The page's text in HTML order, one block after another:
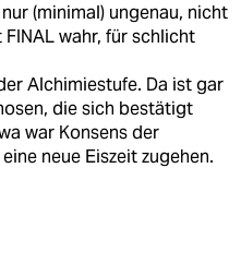
(minimal) ungenau, nicht
wahr, für schlicht
Alchimiestufe. Da ist gar
die sich bestätigt
war Konsens der
neue Eiszeit zugehen.